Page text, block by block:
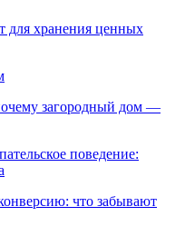
для хранения ценных
загородный дом —
поведение:
что забывают